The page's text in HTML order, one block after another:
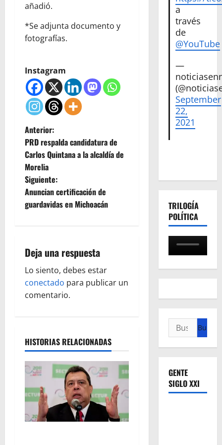
añadió.
*Se adjunta documento y
fotografías.
Instagram
N
a
v
e
g
c
i
ó
d
e
e
n
t
Anterior:
PRD respalda candidatura de
Carlos Quintana a la alcaldía de
Morelia
Siguiente:
Anuncian certificación de
guardavidas en Michoacán
Deja una respuesta
Lo siento, debes estar
conectado para publicar un
comentario.
HISTORIAS RELACIONADAS
a
través
de
@YouTube
—
September
22,
2021
TRILOGÍA
POLÍTICA
Buscar:
GENTE
SIGLO XXI